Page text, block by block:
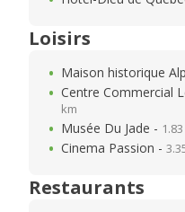
Loisirs
Maison historique
Centre Commercial
km
Musée Du Jade -
Cinema Passion -
Restaurants